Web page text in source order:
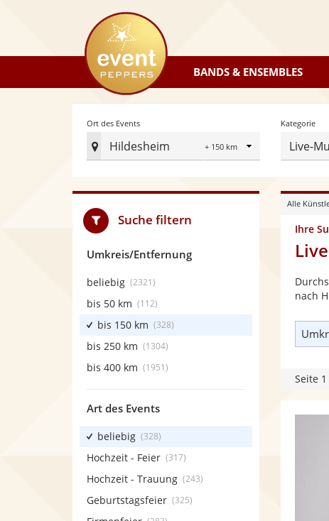
eventpeppers
BANDS & ENSEMBLES
Ort des Events
Hildesheim
Radius
Ort
Events
festlegen
Kategorie
Live-
Alle
Ihre
nach
Seite
Suche filtern
Umkreis/Entfernung
beliebig (2321)
bis 50 km (112)
bis 150 km (328)
bis 250 km (1304)
bis 400 km (1951)
Art des Events
beliebig (328)
Hochzeit - Feier (317)
Hochzeit - Trauung (243)
Geburtstagsfeier (325)